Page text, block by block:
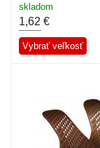
skladom
1,62 €
Vybrať veľkosť